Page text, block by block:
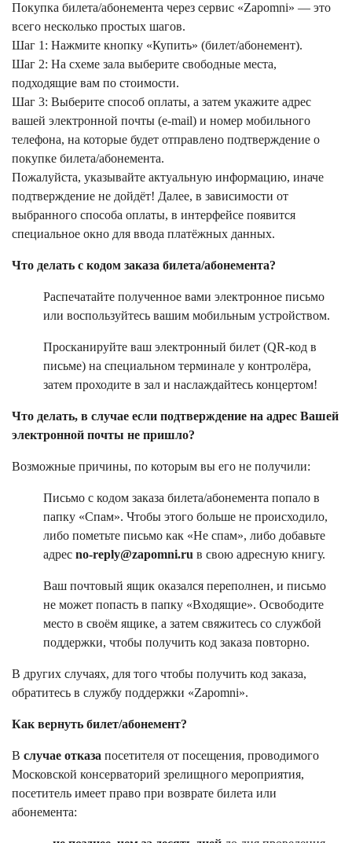
Покупка билета/абонемента через сервис «Zapomni» — это
всего несколько простых шагов.
Шаг 1: Нажмите кнопку «Купить» (билет/абонемент).
Шаг 2: На схеме зала выберите свободные места,
подходящие вам по стоимости.
Шаг 3: Выберите способ оплаты, а затем укажите адрес
вашей электронной почты (e-mail) и номер мобильного
телефона, на которые будет отправлено подтверждение о
покупке билета/абонемента.
Пожалуйста, указывайте актуальную информацию, иначе
подтверждение не дойдёт! Далее, в зависимости от
выбранного способа оплаты, в интерфейсе появится
специальное окно для ввода платёжных данных.
Что делать с кодом заказа билета/абонемента?
Распечатайте полученное вами электронное письмо
или воспользуйтесь вашим мобильным устройством.
Просканируйте ваш электронный билет (QR-код в
письме) на специальном терминале у контролёра,
затем проходите в зал и наслаждайтесь концертом!
Что делать, в случае если подтверждение на адрес Вашей
электронной почты не пришло?
Возможные причины, по которым вы его не получили:
Письмо с кодом заказа билета/абонемента попало в
папку «Спам». Чтобы этого больше не происходило,
либо пометьте письмо как «Не спам», либо добавьте
адрес no-reply@zapomni.ru в свою адресную книгу.
Ваш почтовый ящик оказался переполнен, и письмо
не может попасть в папку «Входящие». Освободите
место в своём ящике, а затем свяжитесь со службой
поддержки, чтобы получить код заказа повторно.
В других случаях, для того чтобы получить код заказа,
обратитесь в службу поддержки «Zapomni».
Как вернуть билет/абонемент?
В случае отказа посетителя от посещения, проводимого
Московской консерваторий зрелищного мероприятия,
посетитель имеет право при возврате билета или
абонемента: